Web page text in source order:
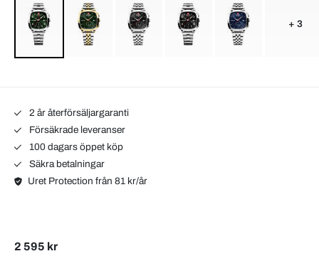
+ 3
2 år återförsäljargaranti
Försäkrade leveranser
100 dagars öppet köp
Säkra betalningar
Uret Protection från 81 kr/år
2 595 kr